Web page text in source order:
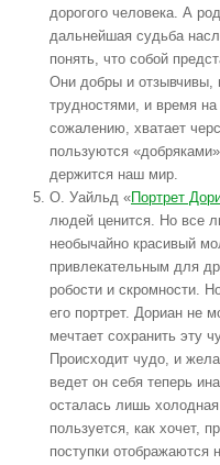
дорогого человека. А
дальнейшая судьба
понять, что собой
Они добры и отзывчивы,
трудностями, и время
сожалению, хватает
пользуются
держится наш мир.
О. Уайльд «Портрет
людей ценится. Но все
необычайно красивый
привлекательным для
робости и скромности.
его портрет. Дориан не
мечтает сохранить эту
Происходит чудо, и
ведет он себя теперь
осталась лишь
пользуется, как хочет,
поступки отображаются